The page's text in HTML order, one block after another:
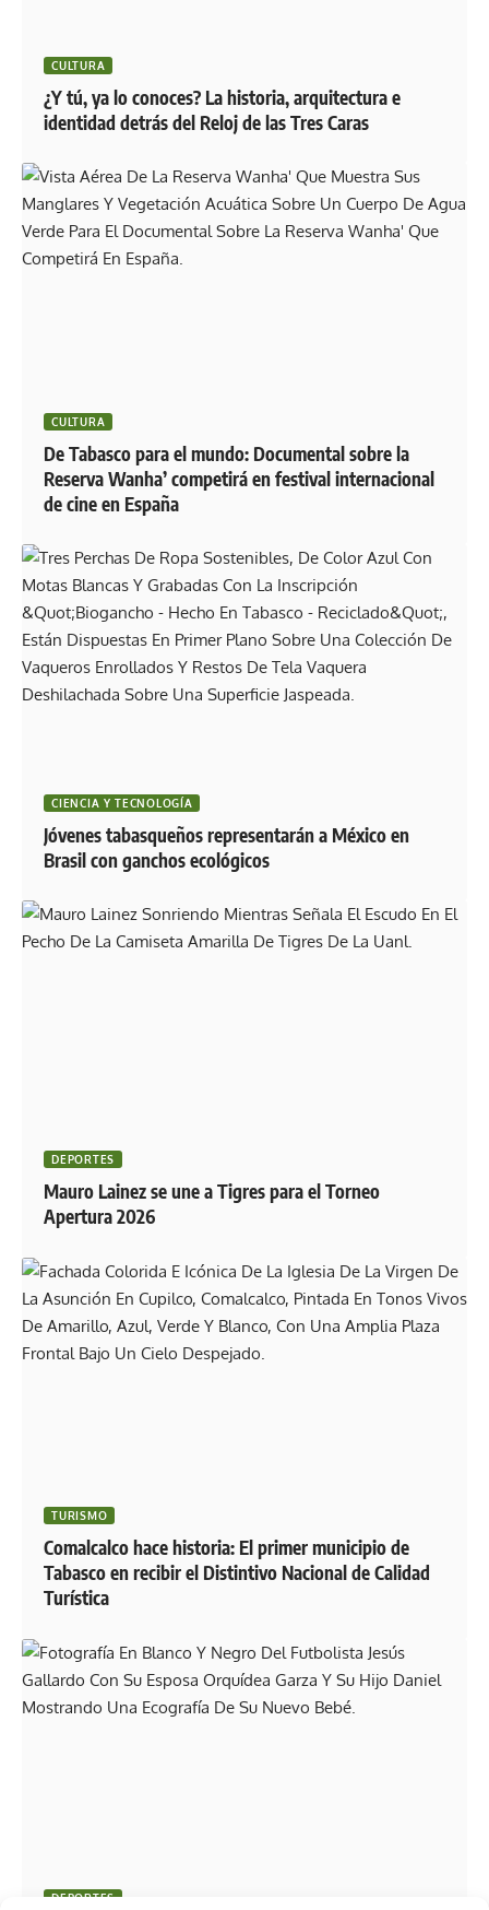
CULTURA
¿Y tú, ya lo conoces? La historia, arquitectura e
identidad detrás del Reloj de las Tres Caras
CULTURA
De Tabasco para el mundo: Documental sobre la
Reserva Wanha’ competirá en festival internacional
de cine en España
CIENCIA Y TECNOLOGÍA
Jóvenes tabasqueños representarán a México en
Brasil con ganchos ecológicos
DEPORTES
Mauro Lainez se une a Tigres para el Torneo
Apertura 2026
TURISMO
Comalcalco hace historia: El primer municipio de
Tabasco en recibir el Distintivo Nacional de Calidad
Turística
DEPORTES